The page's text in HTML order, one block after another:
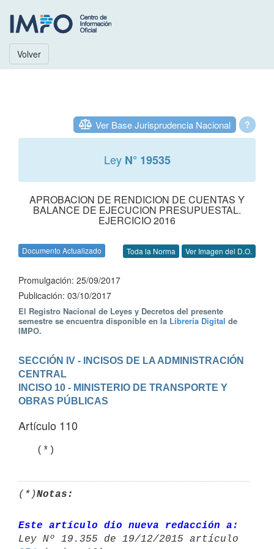
Volver
?
Ver Base Jurisprudencia Nacional
Ley N° 19535
APROBACION DE RENDICION DE CUENTAS Y
BALANCE DE EJECUCION PRESUPUESTAL.
EJERCICIO 2016
Documento Actualizado Toda la Norma Ver Imagen del D.O.
Promulgación: 25/09/2017
Publicación: 03/10/2017
El Registro Nacional de Leyes y Decretos del presente
semestre se encuentra disponible en la Librería Digital de
IMPO.
SECCIÓN IV - INCISOS DE LA ADMINISTRACIÓN
CENTRAL
INCISO 10 - MINISTERIO DE TRANSPORTE Y
OBRAS PÚBLICAS
Artículo 110
   (*)
(*)Notas:
Este artículo dio nueva redacción a: